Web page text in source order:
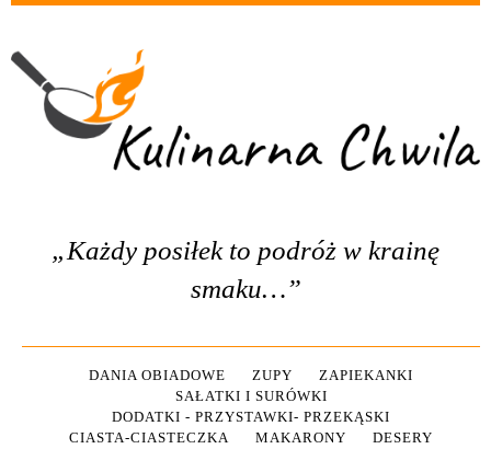
„Każdy posiłek to podróż w krainę
smaku…”
DANIA OBIADOWE ZUPY
ZAPIEKANKI
SAŁATKI I SURÓWKI
DODATKI - PRZYSTAWKI- PRZEKĄSKI
CIASTA-CIASTECZKA
MAKARONY
DESERY